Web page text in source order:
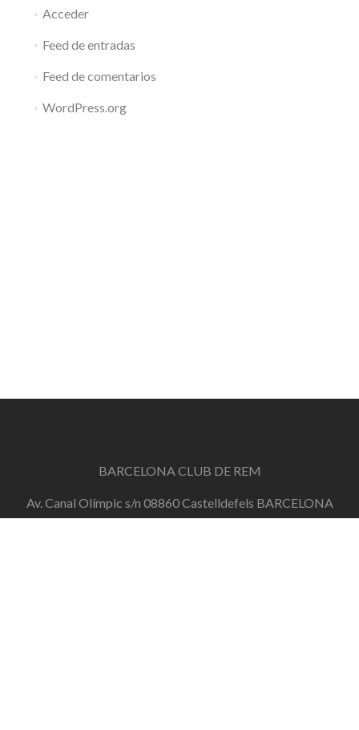
Acceder
Feed de entradas
Feed de comentarios
WordPress.org
BARCELONA CLUB DE REM
Av. Canal Olímpic s/n 08860 Castelldefels BARCELONA